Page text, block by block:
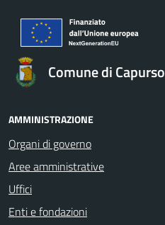
Comune di Capurso
AMMINISTRAZIONE
Organi di governo
Aree amministrative
Uffici
Enti e fondazioni